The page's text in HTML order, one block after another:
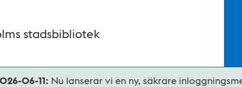
stadsbibliotek
06-11: Nu lanserar vi en ny, säkrare